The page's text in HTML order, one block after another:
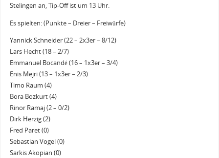
Stelingen an, Tip-Off ist um 13 Uhr.
Es spielten: (Punkte – Dreier – Freiwürfe)
Yannick Schneider (22 – 2x3er – 8/12)
Lars Hecht (18 – 2/7)
Emmanuel Bocandé (16 – 1x3er – 3/4)
Enis Mejri (13 – 1x3er – 2/3)
Timo Raum (4)
Bora Bozkurt (4)
Rinor Ramaj (2 – 0/2)
Dirk Herzig (2)
Fred Paret (0)
Sebastian Vogel (0)
Sarkis Akopian (0)